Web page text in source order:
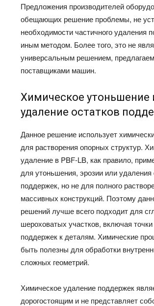
Предложения производителей
обещающих решение проблемы, не
необходимости частичного удаления
иным методом. Более того, это не
универсальным решением,
поставщиками машин.
Химическое утоньшение
удаление остатков
Данное решение использует
для растворения опорных структур.
удаление в PBF-LB, как правило,
для утоньшения, эрозии или удаления
поддержек, но не для полного
массивных конструкций. Поэтому
решений лучше всего подходит для
шероховатых участков, включая
поддержек к деталям. Химические
быть полезны для обработки
сложных геометрий.
Химическое удаление поддержек
дорогостоящим и не представляет